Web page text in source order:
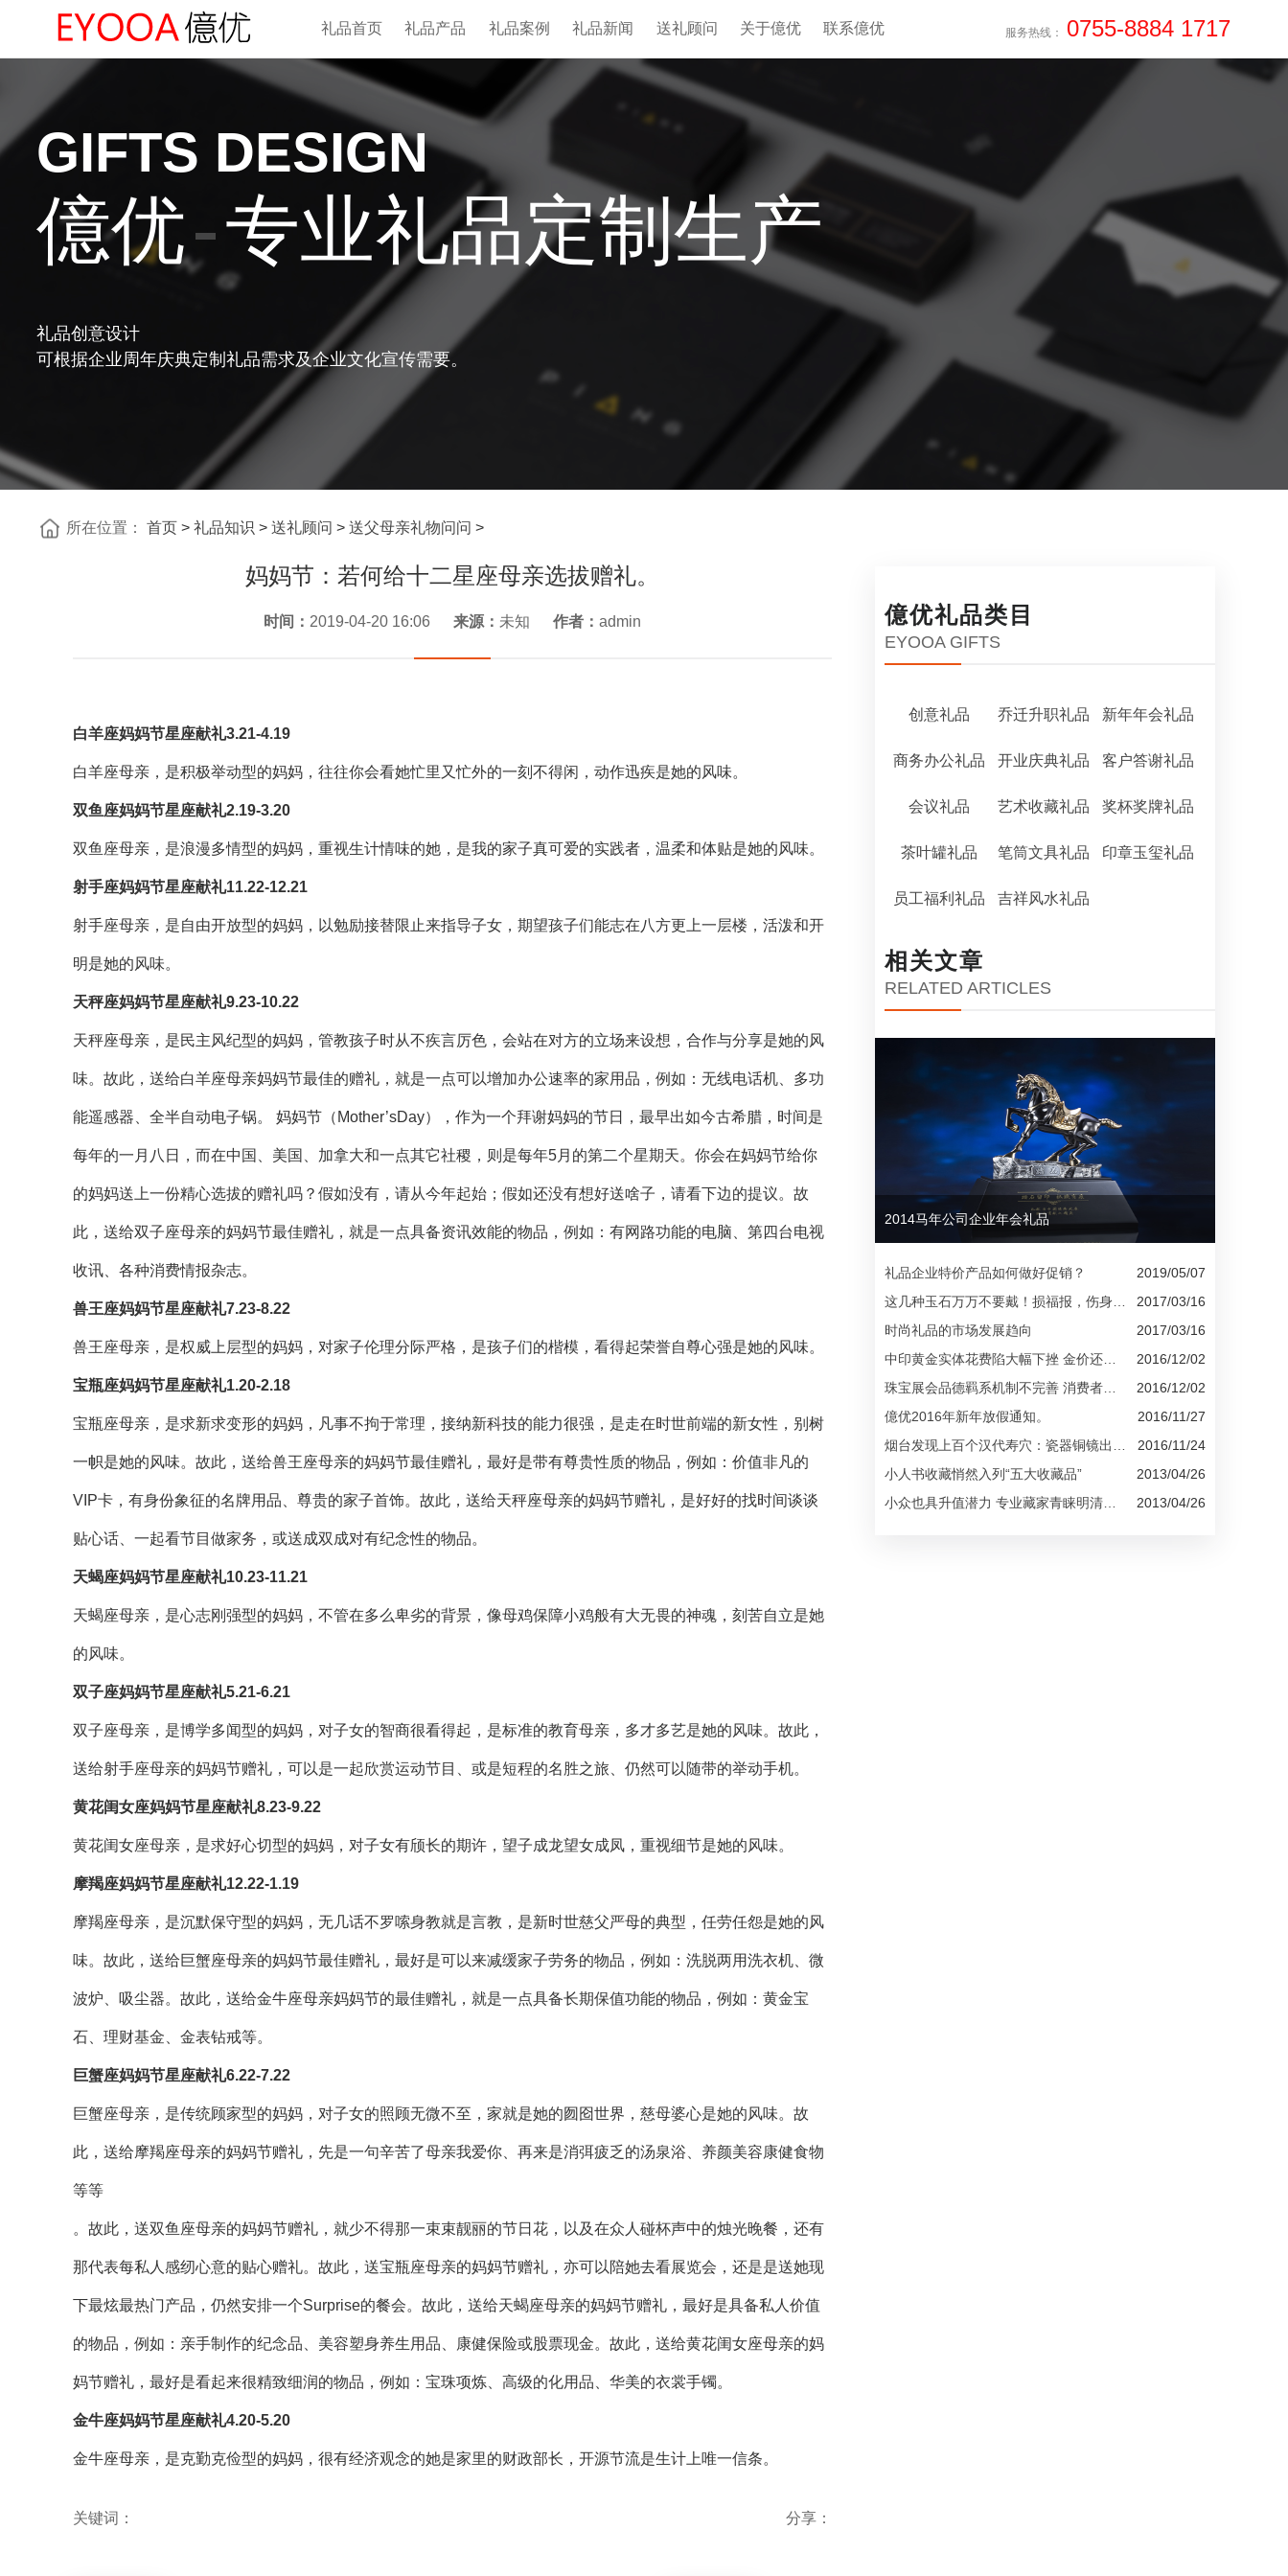
礼品首页 礼品产品 礼品案例 礼品新闻 送礼顾问 关于億优 联系億优 服务热线： 0755-8884 1717
GIFTS DESIGN
億优 专业礼品定制生产
礼品创意设计
可根据企业周年庆典定制礼品需求及企业文化宣传需要。
所在位置： 首页 >礼品知识 >送礼顾问 >送父母亲礼物问问 >
妈妈节：若何给十二星座母亲选拔赠礼。
时间： 2019-04-20 16:06 来源： 未知 作者： admin
白羊座妈妈节星座献礼3.21-4.19
白羊座母亲，是积极举动型的妈妈，往往你会看她忙里又忙外的一刻不得闲，动作迅疾是她的风味。
双鱼座妈妈节星座献礼2.19-3.20
双鱼座母亲，是浪漫多情型的妈妈，重视生计情味的她，是我的家子真可爱的实践者，温柔和体贴是她的风味。
射手座妈妈节星座献礼11.22-12.21
射手座母亲，是自由开放型的妈妈，以勉励接替限止来指导子女，期望孩子们能志在八方更上一层楼，活泼和开
明是她的风味。
天秤座妈妈节星座献礼9.23-10.22
天秤座母亲，是民主风纪型的妈妈，管教孩子时从不疾言厉色，会站在对方的立场来设想，合作与分享是她的风
味。故此，送给白羊座母亲妈妈节最佳的赠礼，就是一点可以增加办公速率的家用品，例如：无线电话机、多功
能遥感器、全半自动电子锅。 妈妈节（Mother’sDay），作为一个拜谢妈妈的节日，最早出如今古希腊，时间是
每年的一月八日，而在中国、美国、加拿大和一点其它社稷，则是每年5月的第二个星期天。你会在妈妈节给你
的妈妈送上一份精心选拔的赠礼吗？假如没有，请从今年起始；假如还没有想好送啥子，请看下边的提议。故
此，送给双子座母亲的妈妈节最佳赠礼，就是一点具备资讯效能的物品，例如：有网路功能的电脑、第四台电视
收讯、各种消费情报杂志。
兽王座妈妈节星座献礼7.23-8.22
兽王座母亲，是权威上层型的妈妈，对家子伦理分际严格，是孩子们的楷模，看得起荣誉自尊心强是她的风味。
宝瓶座妈妈节星座献礼1.20-2.18
宝瓶座母亲，是求新求变形的妈妈，凡事不拘于常理，接纳新科技的能力很强，是走在时世前端的新女性，别树
一帜是她的风味。故此，送给兽王座母亲的妈妈节最佳赠礼，最好是带有尊贵性质的物品，例如：价值非凡的
VIP卡，有身份象征的名牌用品、尊贵的家子首饰。故此，送给天秤座母亲的妈妈节赠礼，是好好的找时间谈谈
贴心话、一起看节目做家务，或送成双成对有纪念性的物品。
天蝎座妈妈节星座献礼10.23-11.21
天蝎座母亲，是心志刚强型的妈妈，不管在多么卑劣的背景，像母鸡保障小鸡般有大无畏的神魂，刻苦自立是她
的风味。
双子座妈妈节星座献礼5.21-6.21
双子座母亲，是博学多闻型的妈妈，对子女的智商很看得起，是标准的教育母亲，多才多艺是她的风味。故此，
送给射手座母亲的妈妈节赠礼，可以是一起欣赏运动节目、或是短程的名胜之旅、仍然可以随带的举动手机。
黄花闺女座妈妈节星座献礼8.23-9.22
黄花闺女座母亲，是求好心切型的妈妈，对子女有颀长的期许，望子成龙望女成凤，重视细节是她的风味。
摩羯座妈妈节星座献礼12.22-1.19
摩羯座母亲，是沉默保守型的妈妈，无几话不罗嗦身教就是言教，是新时世慈父严母的典型，任劳任怨是她的风
味。故此，送给巨蟹座母亲的妈妈节最佳赠礼，最好是可以来减缓家子劳务的物品，例如：洗脱两用洗衣机、微
波炉、吸尘器。故此，送给金牛座母亲妈妈节的最佳赠礼，就是一点具备长期保值功能的物品，例如：黄金宝
石、理财基金、金表钻戒等。
巨蟹座妈妈节星座献礼6.22-7.22
巨蟹座母亲，是传统顾家型的妈妈，对子女的照顾无微不至，家就是她的囫囵世界，慈母婆心是她的风味。故
此，送给摩羯座母亲的妈妈节赠礼，先是一句辛苦了母亲我爱你、再来是消弭疲乏的汤泉浴、养颜美容康健食物
等等
。故此，送双鱼座母亲的妈妈节赠礼，就少不得那一束束靓丽的节日花，以及在众人碰杯声中的烛光晚餐，还有
那代表每私人感纫心意的贴心赠礼。故此，送宝瓶座母亲的妈妈节赠礼，亦可以陪她去看展览会，还是是送她现
下最炫最热门产品，仍然安排一个Surprise的餐会。故此，送给天蝎座母亲的妈妈节赠礼，最好是具备私人价值
的物品，例如：亲手制作的纪念品、美容塑身养生用品、康健保险或股票现金。故此，送给黄花闺女座母亲的妈
妈节赠礼，最好是看起来很精致细润的物品，例如：宝珠项炼、高级的化用品、华美的衣裳手镯。
金牛座妈妈节星座献礼4.20-5.20
金牛座母亲，是克勤克俭型的妈妈，很有经济观念的她是家里的财政部长，开源节流是生计上唯一信条。
关键词： 分享：
億优礼品类目
EYOOA GIFTS
创意礼品 乔迁升职礼品 新年年会礼品
商务办公礼品 开业庆典礼品 客户答谢礼品
会议礼品 艺术收藏礼品 奖杯奖牌礼品
茶叶罐礼品 笔筒文具礼品 印章玉玺礼品
员工福利礼品 吉祥风水礼品
相关文章
RELATED ARTICLES
2014马年公司企业年会礼品
2019/05/07
礼品企业特价产品如何做好促销？
2017/03/16
这几种玉石万万不要戴！损福报，伤身材...
2017/03/16
时尚礼品的市场发展趋向
2016/12/02
中印黄金实体花费陷大幅下挫 金价还能涨...
2016/12/02
珠宝展会品德羁系机制不完善 消费者购物...
2016/11/27
億优2016年新年放假通知。
2016/11/24
2013/04/26
小人书收藏悄然入列“五大收藏品”
2013/04/26
小众也具升值潜力 专业藏家青睐明清刊本...